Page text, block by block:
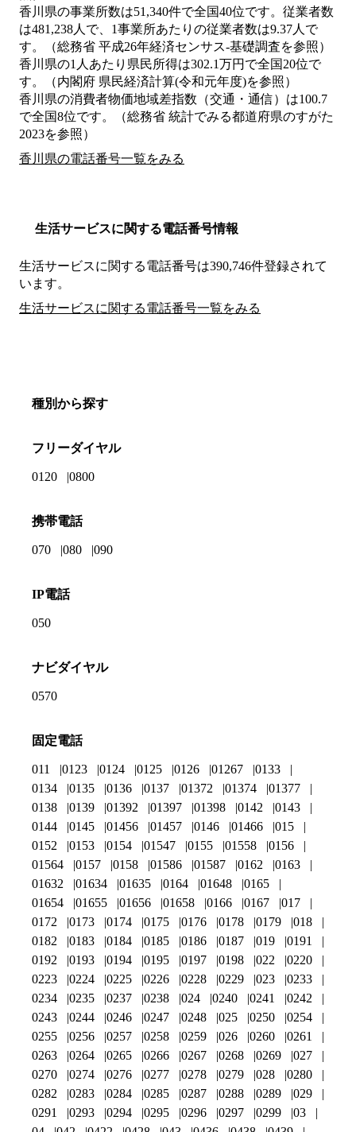
香川県の事業所数は51,340件で全国40位です。従業者数
は481,238人で、1事業所あたりの従業者数は9.37人で
す。（総務省 平成26年経済センサス‐基礎調査を参照）
香川県の1人あたり県民所得は302.1万円で全国20位で
す。（内閣府 県民経済計算(令和元年度)を参照）
香川県の消費者物価地域差指数（交通・通信）は100.7
で全国8位です。（総務省 統計でみる都道府県のすがた
2023を参照）
香川県の電話番号一覧をみる
生活サービスに関する電話番号情報
生活サービスに関する電話番号は390,746件登録されて
います。
生活サービスに関する電話番号一覧をみる
種別から探す
フリーダイヤル
0120 0800
携帯電話
070 080 090
IP電話
050
ナビダイヤル
0570
固定電話
011 0123 0124 0125 0126 01267
0133
0134
0135 0136 0137 01372 01374
01377
0138
0139 01392 01397 01398 0142
0143
0144
0145 01456 01457 0146 01466
015
0152
0153 0154 01547 0155 01558
0156
01564
0157 0158 01586 01587 0162
0163
01632
01634 01635 0164 01648
0165
01654
01655 01656 01658 0166 0167
017
0172
0173 0174 0175 0176 0178 0179
018
0182
0183 0184 0185 0186 0187 019
0191
0192
0193 0194 0195 0197 0198 022
0220
0223
0224 0225 0226 0228 0229 023
0233
0234
0235 0237 0238 024 0240 0241
0242
0243
0244 0246 0247 0248 025 0250
0254
0255
0256 0257 0258 0259 026 0260
0261
0263
0264 0265 0266 0267 0268 0269
027
0270
0274 0276 0277 0278 0279 028
0280
0282
0283 0284 0285 0287 0288 0289
029
0291
0293 0294 0295 0296 0297 0299
03